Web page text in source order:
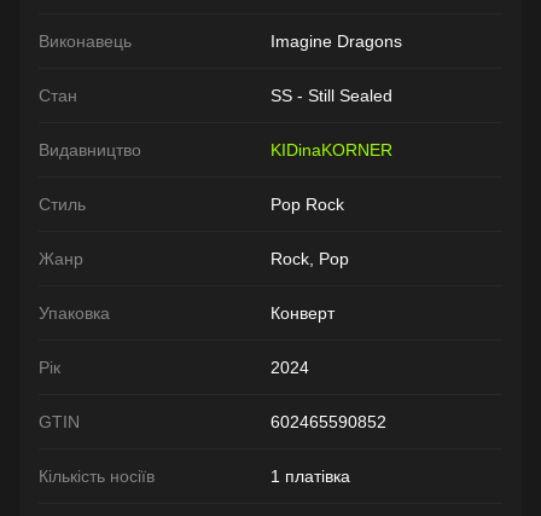
Виконавець Imagine Dragons
Стан SS - Still Sealed
Видавництво KIDinaKORNER
Стиль Pop Rock
Жанр Rock, Pop
Упаковка Конверт
Рік 2024
GTIN 602465590852
Кількість носіїв 1 платівка